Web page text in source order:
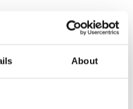
About